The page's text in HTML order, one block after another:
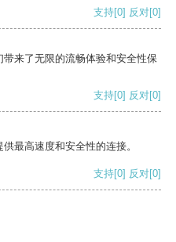
支持[0] 反对[0]
来了无限的流畅体验和安全性保
支持[0] 反对[0]
最高速度和安全性的连接。
支持[0] 反对[0]